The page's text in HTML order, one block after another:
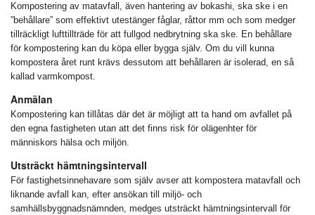
Kompostering av matavfall, även hantering av bokashi, ska ske i en
”behållare” som effektivt utestänger fåglar, råttor mm och som medger
tillräckligt lufttillträde för att fullgod nedbrytning ska ske. En behållare
för kompostering kan du köpa eller bygga själv. Om du vill kunna
kompostera året runt krävs dessutom att behållaren är isolerad, en så
kallad varmkompost.
Anmälan
Kompostering kan tillåtas där det är möjligt att ta hand om avfallet på
den egna fastigheten utan att det finns risk för olägenhter för
människors hälsa och miljön.
Utsträckt hämtningsintervall
För fastighetsinnehavare som själv avser att kompostera matavfall och
liknande avfall kan, efter ansökan till miljö- och
samhällsbyggnadsnämnden, medges utsträckt hämtningsintervall för